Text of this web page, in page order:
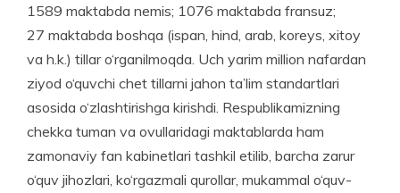
1589 maktabda nemis; 1076 maktabda fransuz;
27 maktabda boshqa (ispan, hind, arab, koreys, xitoy
va h.k.) tillar o‘rganilmoqda. Uch yarim million nafardan
ziyod o‘quvchi chet tillarni jahon ta’lim standartlari
asosida o‘zlashtirishga kirishdi. Respublikamizning
chekka tuman va ovullaridagi maktablarda ham
zamonaviy fan kabinetlari tashkil etilib, barcha zarur
o‘quv jihozlari, ko‘rgazmali qurollar, mukammal o‘quv-